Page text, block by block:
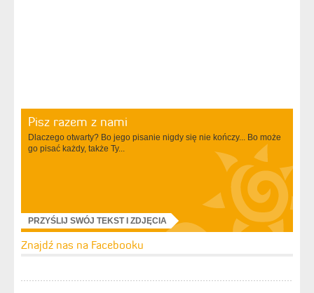
Pisz razem z nami
Dlaczego otwarty? Bo jego pisanie nigdy się nie kończy... Bo może
go pisać każdy, także Ty...
PRZYŚLIJ SWÓJ TEKST I ZDJĘCIA
Znajdź nas na Facebooku